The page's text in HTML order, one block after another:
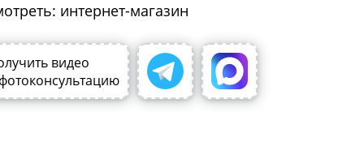
интернет-магазин
видео